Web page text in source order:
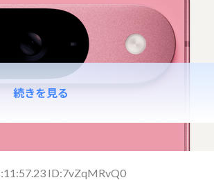
ID:7vZqMRvQ0
続きを見る